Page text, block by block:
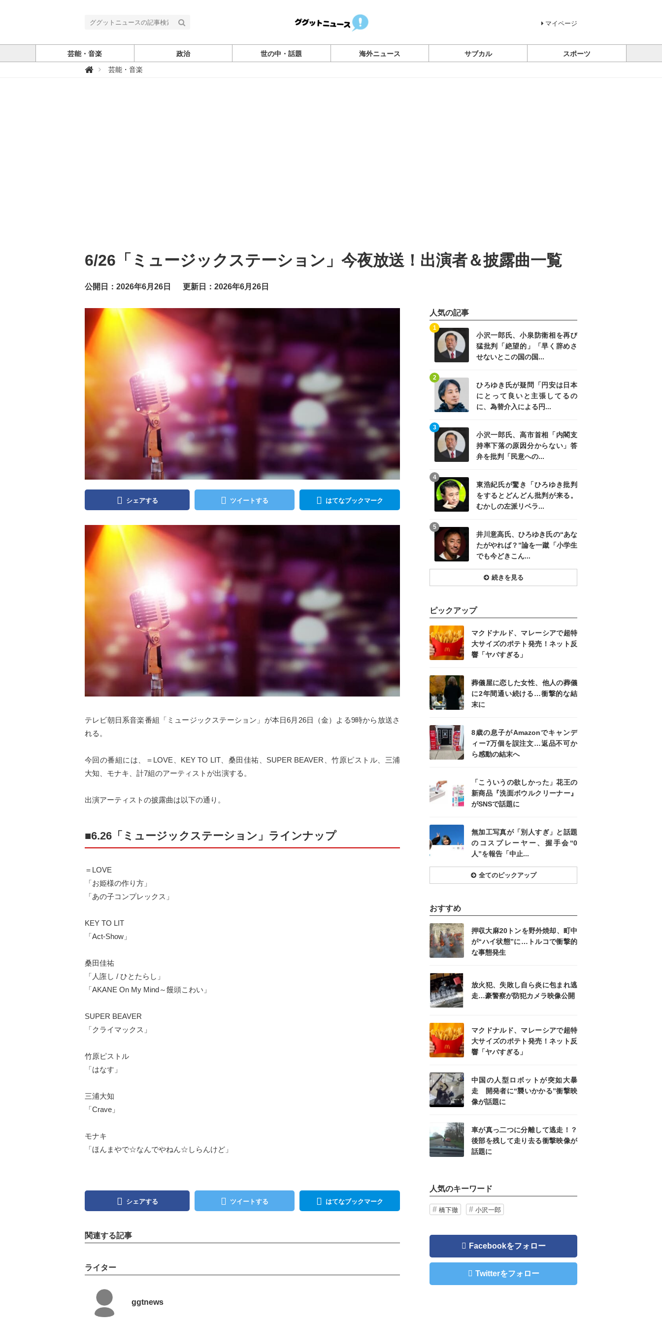
マイページ
芸能・音楽 政治 世の中・話題 海外ニュース サブカル スポーツ
グ
芸能・音楽
6/26「ミュージックステーション」今夜放送！出演者＆披露曲一覧
公開日：2026年6月26日 更新日：2026年6月26日
シェアする ツイートする はてなブックマーク
テレビ朝日系音楽番組「ミュージックステーション」が本日6月26日（金）よる9時から放送さ
れる。
今回の番組には、＝LOVE、KEY TO LIT、桑田佳祐、SUPER BEAVER、竹原ピストル、三浦
大知、モナキ、計7組のアーティストが出演する。
出演アーティストの披露曲は以下の通り。
■6.26「ミュージックステーション」ラインナップ
＝LOVE
「お姫様の作り方」
「あの子コンプレックス」
KEY TO LIT
「Act-Show」
桑田佳祐
「人誑し / ひとたらし」
「AKANE On My Mind～饅頭こわい」
SUPER BEAVER
「クライマックス」
竹原ピストル
「はなす」
三浦大知
「Crave」
モナキ
「ほんまやで☆なんでやねん☆しらんけど」
シェアする ツイートする はてなブックマーク
関連する記事
ライター
ggtnews
人気の記事
小沢一郎氏、小泉防衛相を再び
猛批判「絶望的」「早く辞めさ
せないとこの国の国...
1
ひろゆき氏が疑問「円安は日本
にとって良いと主張してるの
に、為替介入による円...
2
小沢一郎氏、高市首相「内閣支
持率下落の原因分からない」答
弁を批判「民意への...
3
記事を読む
東浩紀氏が驚き「ひろゆき批判
をするとどんどん批判が来る。
むかしの左派リベラ...
4
井川意高氏、ひろゆき氏の“あな
たがやれば？”論を一蹴「小学生
でも今どきこん...
5
記事を読む
続きを見る
ピックアップ
マクドナルド、マレーシアで超特
大サイズのポテト発売！ネット反
響「ヤバすぎる」
葬儀屋に恋した女性、他人の葬儀
に2年間通い続ける…衝撃的な結
末に
記事を読む
8歳の息子がAmazonでキャンデ
ィー7万個を誤注文…返品不可か
ら感動の結末へ
記事を読む
「こういうの欲しかった」花王の
新商品『洗面ボウルクリーナー』
がSNSで話題に
無加工写真が「別人すぎ」と話題
のコスプレーヤー、握手会“0
人”を報告「中止...
全てのピックアップ
おすすめ
押収大麻20トンを野外焼却、町中
が“ハイ状態”に…トルコで衝撃的
な事態発生
放火犯、失敗し自ら炎に包まれ逃
走…豪警察が防犯カメラ映像公開
マクドナルド、マレーシアで超特
大サイズのポテト発売！ネット反
響「ヤバすぎる」
中国の人型ロボットが突如大暴
走 開発者に“襲いかかる”衝撃映
像が話題に
車が真っ二つに分離して逃走！？
後部を残して走り去る衝撃映像が
話題に
人気のキーワード
橋下徹 小沢一郎
Facebookをフォロー
Twitterをフォロー